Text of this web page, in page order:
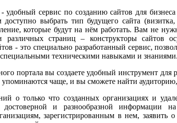
удобный сервис по созданию сайтов для
доступно выбрать тип будущего сайта
которые будут на нём работать. Вам не
различных страниц – конструкторы сайтов
- это специально разработанный сервис,
техническими навыками и знаниями.
портала вы создаете удобный инструмент для
упоминаются чаще, и вы сможете найти
о только что созданных организациях и
достоверной и разнообразной информации
зарегистрированным в нем, заявить